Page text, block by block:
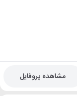
مشاهده پروفایل